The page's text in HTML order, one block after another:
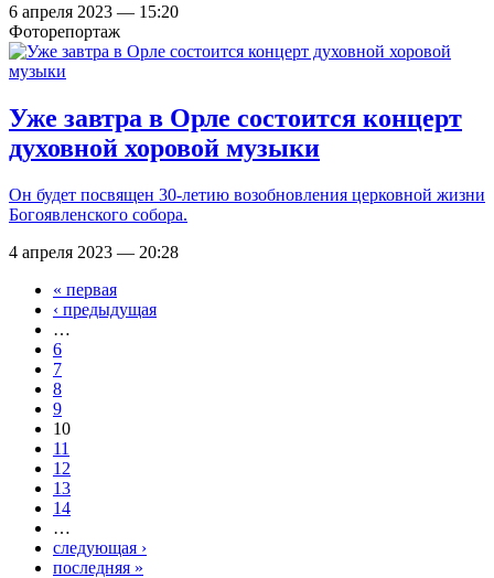
6 апреля 2023 — 15:20
Фоторепортаж
Уже завтра в Орле состоится концерт
духовной хоровой музыки
Он будет посвящен 30-летию возобновления церковной жизни
Богоявленского собора.
4 апреля 2023 — 20:28
Страницы
« первая
‹ предыдущая
…
6
7
8
9
10
11
12
13
14
…
следующая ›
последняя »